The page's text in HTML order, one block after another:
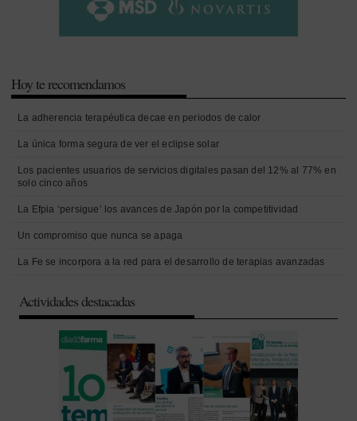
Hoy te recomendamos
La adherencia terapéutica decae en periodos de calor
La única forma segura de ver el eclipse solar
Los pacientes usuarios de servicios digitales pasan del 12% al 77% en
solo cinco años
La Efpia ‘persigue’ los avances de Japón por la competitividad
Un compromiso que nunca se apaga
La Fe se incorpora a la red para el desarrollo de terapias avanzadas
Actividades destacadas